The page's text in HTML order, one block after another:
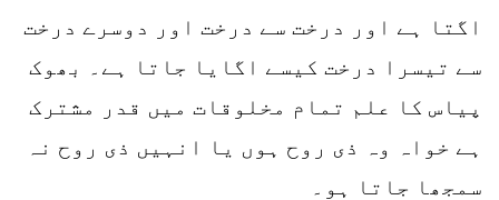
اگتا ہے اور درخت سے درخت اور دوسرے درخت
سے تیسرا درخت کیسے اگایا جاتا ہے۔ بھوک
پیاس کا علم تمام مخلوقات میں قدر مشترک
ہے خواہ وہ ذی روح ہوں یا انہیں ذی روح نہ
سمجھا جاتا ہو۔